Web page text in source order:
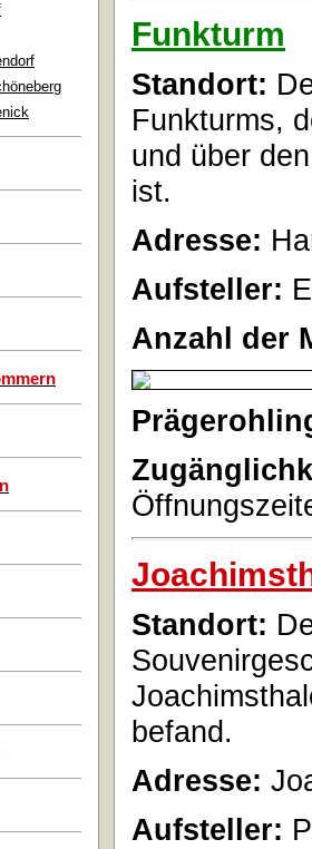
Funkturm
Standort:
Funkturms,
und über
ist.
Adresse:
Aufsteller:
Anzahl der
Standort:
befand.
Adresse:
Aufsteller: